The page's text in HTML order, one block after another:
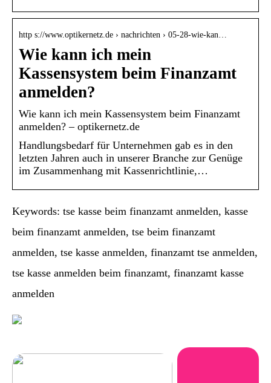
http s://www.optikernetz.de › nachrichten › 05-28-wie-kan…
Wie kann ich mein
Kassensystem beim Finanzamt
anmelden?
Wie kann ich mein Kassensystem beim Finanzamt
anmelden? – optikernetz.de
Handlungsbedarf für Unternehmen gab es in den
letzten Jahren auch in unserer Branche zur Genüge
im Zusammenhang mit Kassenrichtlinie,…
Keywords: tse kasse beim finanzamt anmelden, kasse
beim finanzamt anmelden, tse beim finanzamt
anmelden, tse kasse anmelden, finanzamt tse anmelden,
tse kasse anmelden beim finanzamt, finanzamt kasse
anmelden